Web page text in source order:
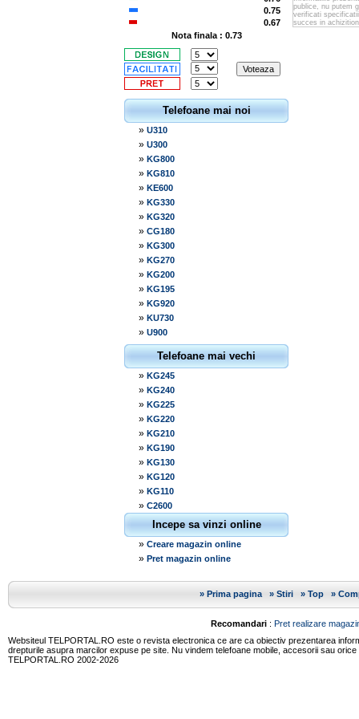
0.75
0.67
Nota finala : 0.73
Telefoane mai noi
» U310
» U300
» KG800
» KG810
» KE600
» KG330
» KG320
» CG180
» KG300
» KG270
» KG200
» KG195
» KG920
» KU730
» U900
Telefoane mai vechi
» KG245
» KG240
» KG225
» KG220
» KG210
» KG190
» KG130
» KG120
» KG110
» C2600
Incepe sa vinzi online
» Creare magazin online
» Pret magazin online
publice, nu putem
verificati
succes in
» Prima pagina» Stiri» Top»
Recomandari : Pret realizare
Websiteul TELPORTAL.RO este o revista electronica ce are ca obiectiv prezentarea
drepturile asupra marcilor expuse pe site. Nu vindem telefoane mobile, accesorii sau
TELPORTAL.RO 2002-2026